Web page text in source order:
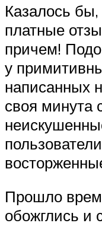
Казалось
платные
причем!
у
написанных
своя минута
Прошло
обожглись и